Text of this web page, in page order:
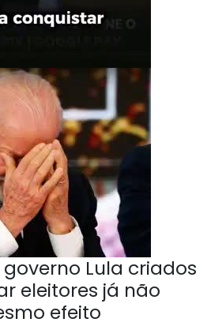
Lula criados
eleitores já não
efeito